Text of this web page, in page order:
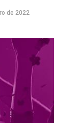
de 2022